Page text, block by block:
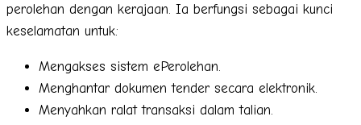
perolehan dengan kerajaan. Ia berfungsi sebagai kunci
keselamatan untuk:
Mengakses sistem ePerolehan.
Menghantar dokumen tender secara elektronik.
Menyahkan ralat transaksi dalam talian.